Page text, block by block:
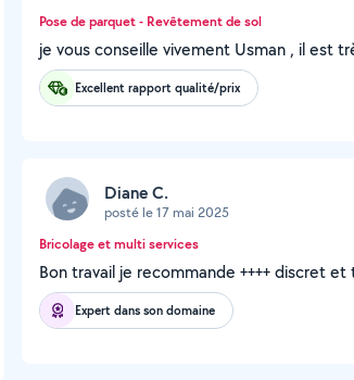
Pose de parquet - Revêtement de sol
je vous conseille vivement Usman , il est
Excellent rapport qualité/prix
Diane C.
posté le 17 mai 2025
Bricolage et multi services
Bon travail je recommande ++++ discret
Expert dans son domaine